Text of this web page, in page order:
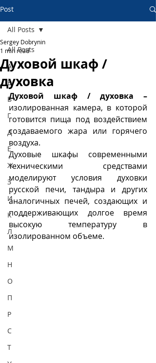
Post
All Posts
А
Б
В
Г
Д
Е
Ж
З
И
К
Л
М
Н
О
П
Р
С
Т
All Posts
Духовой шкаф /
духовка
Sergey Dobrynin
1 min read
изолированная камера, в которой
готовится пища под воздействием
создаваемого жара или горячего
воздуха.
Духовые шкафы современными
техническими средствами
моделируют условия духовки
русской печи, тандыра и других
аналогичных печей, создающих и
поддерживающих долгое время
высокую температуру в
изолированном объеме.